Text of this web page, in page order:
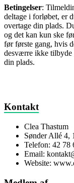
Betingelser:
deltage i forløbet, er
overtage din plads.
og det kan kun ske
før første gang, hvis
desværre ikke tilbyde
din plads.
Kontakt
Clea Thastum
Sønder Allé 4,
Telefon: 42 78
Email:
Website: